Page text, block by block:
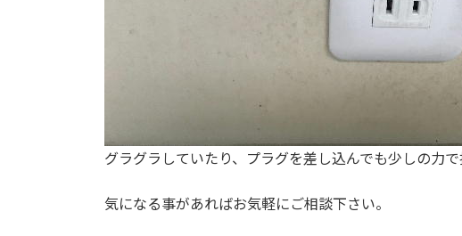
グラグラしていたり、プラグを差し込んでも少しの力で
気になる事があればお気軽にご相談下さい。